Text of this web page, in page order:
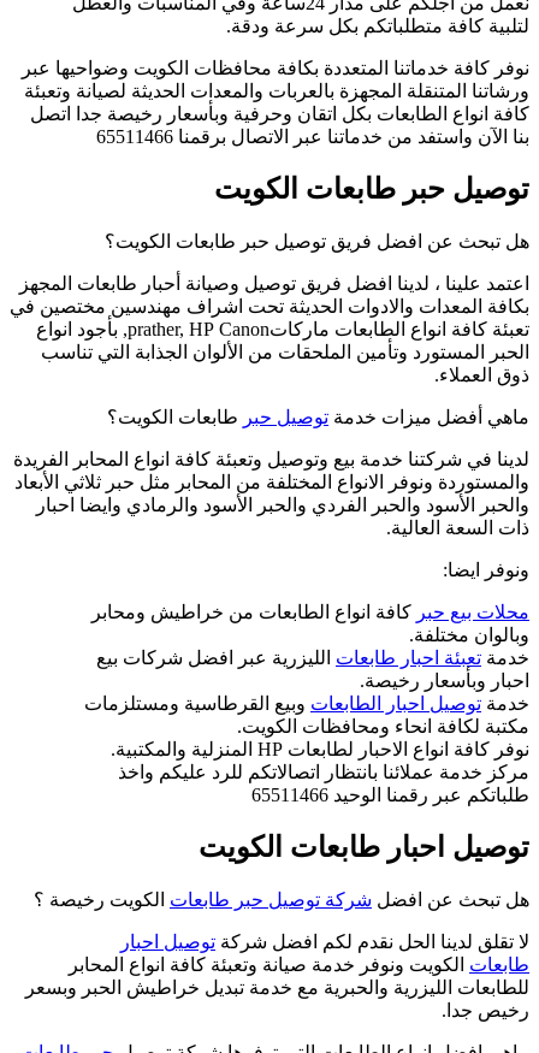
لتلبية كافة متطلباتكم بكل سرعة ودقة.
نوفر كافة خدماتنا المتعددة بكافة محافظات الكويت وضواحيها عبر
ورشاتنا المتنقلة المجهزة بالعربات والمعدات الحديثة لصيانة وتعبئة
كافة انواع الطابعات بكل اتقان وحرفية وبأسعار رخيصة جدا اتصل
بنا الآن واستفد من خدماتنا عبر الاتصال برقمنا 65511466
توصيل حبر طابعات الكويت
هل تبحث عن افضل فريق توصيل حبر طابعات الكويت؟
اعتمد علينا ، لدينا افضل فريق توصيل وصيانة أحبار طابعات المجهز
بكافة المعدات والادوات الحديثة تحت اشراف مهندسين مختصين في
تعبئة كافة انواع الطابعات ماركاتprather, HP Canon, بأجود انواع
الحبر المستورد وتأمين الملحقات من الألوان الجذابة التي تناسب
ذوق العملاء.
ماهي أفضل ميزات خدمة توصيل حبر طابعات الكويت؟
لدينا في شركتنا خدمة بيع وتوصيل وتعبئة كافة انواع المحابر الفريدة
والمستوردة ونوفر الانواع المختلفة من المحابر مثل حبر ثلاثي الأبعاد
والحبر الأسود والحبر الفردي والحبر الأسود والرمادي وايضا احبار
ذات السعة العالية.
ونوفر ايضا:
محلات بيع حبر كافة انواع الطابعات من خراطيش ومحابر
وبالوان مختلفة.
خدمة تعبئة احبار طابعات الليزرية عبر افضل شركات بيع
احبار وبأسعار رخيصة.
خدمة توصيل احبار الطابعات وبيع القرطاسية ومستلزمات
مكتبة لكافة انحاء ومحافظات الكويت.
نوفر كافة انواع الاحبار لطابعات HP المنزلية والمكتبية.
مركز خدمة عملائنا بانتظار اتصالاتكم للرد عليكم واخذ
طلباتكم عبر رقمنا الوحيد 65511466
توصيل احبار طابعات الكويت
هل تبحث عن افضل شركة توصيل حبر طابعات الكويت رخيصة ؟
لا تقلق لدينا الحل نقدم لكم افضل شركة توصيل احبار
طابعات الكويت ونوفر خدمة صيانة وتعبئة كافة انواع المحابر
للطابعات الليزرية والحبرية مع خدمة تبديل خراطيش الحبر وبسعر
رخيص جدا.